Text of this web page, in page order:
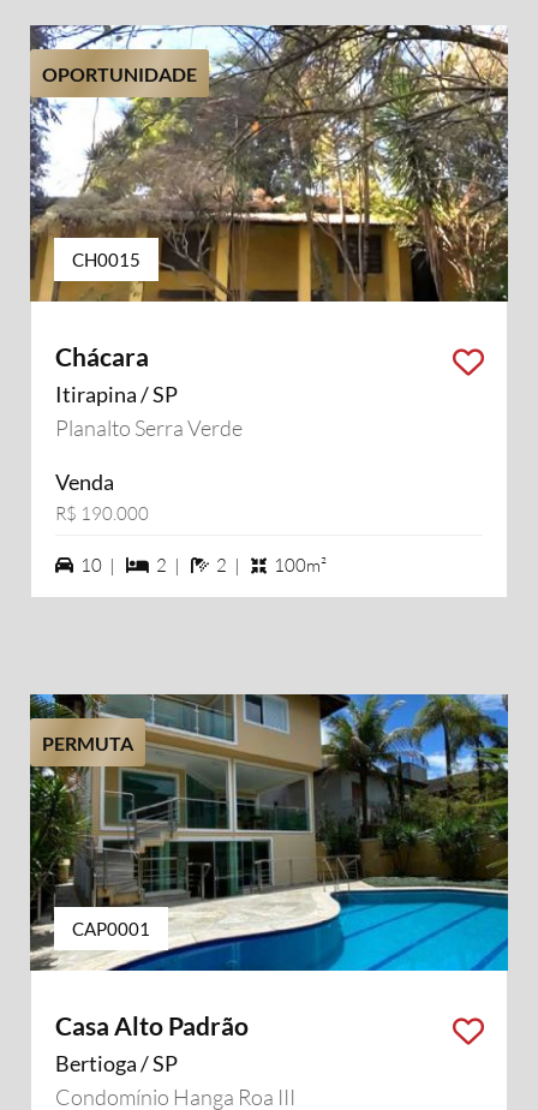
OPORTUNIDADE
CH0015
Chácara
Itirapina / SP
Planalto Serra Verde
Venda
R$ 190.000
10 vagas na garagem
10 | 2 dormiórios
2 | 2 banheiros
2 | 100m²
PERMUTA
CAP0001
Casa Alto Padrão
Bertioga / SP
Condomínio Hanga Roa III